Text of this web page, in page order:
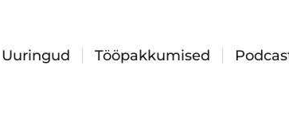
Uuringud Tööpakkumised